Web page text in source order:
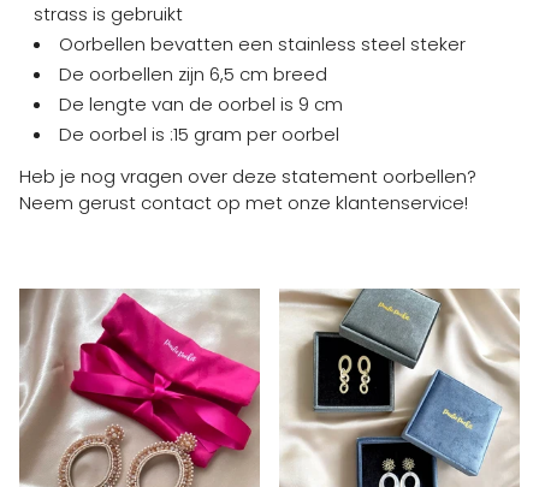
strass is gebruikt
Oorbellen bevatten een stainless steel steker
De oorbellen zijn 6,5 cm breed
De lengte van de oorbel is 9 cm
De oorbel is :15 gram per oorbel
Heb je nog vragen over deze statement oorbellen?
Neem gerust contact op met onze klantenservice!